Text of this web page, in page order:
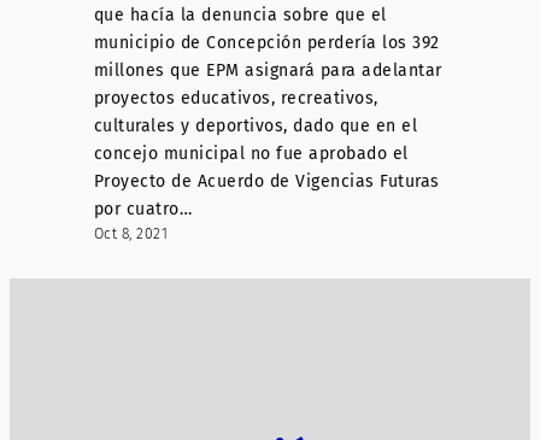
que hacía la denuncia sobre que el
municipio de Concepción perdería los 392
millones que EPM asignará para adelantar
proyectos educativos, recreativos,
culturales y deportivos, dado que en el
concejo municipal no fue aprobado el
Proyecto de Acuerdo de Vigencias Futuras
por cuatro…
Oct 8, 2021